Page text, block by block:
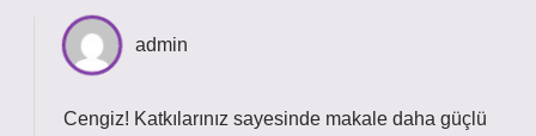
admin
Cengiz! Katkılarınız sayesinde makale daha güçlü